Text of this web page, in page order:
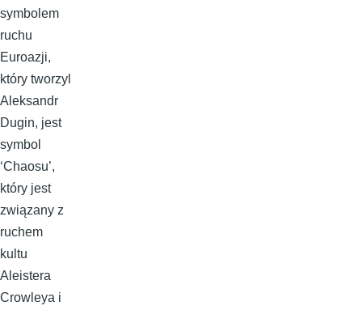
symbolem
ruchu
Euroazji,
który tworzyl
Aleksandr
Dugin, jest
symbol
‘Chaosu’,
który jest
związany z
ruchem
kultu
Aleistera
Crowleya i